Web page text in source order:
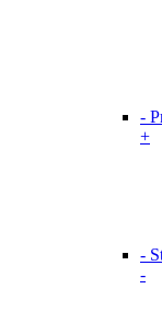
-
+
-
-